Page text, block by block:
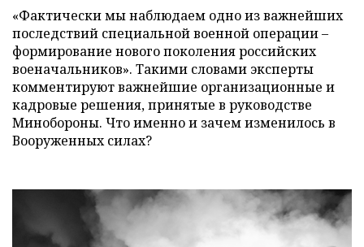
«Фактически мы наблюдаем одно из важнейших
последствий специальной военной операции –
формирование нового поколения российских
военачальников». Такими словами эксперты
комментируют важнейшие организационные и
кадровые решения, принятые в руководстве
Минобороны. Что именно и зачем изменилось в
Вооруженных силах?